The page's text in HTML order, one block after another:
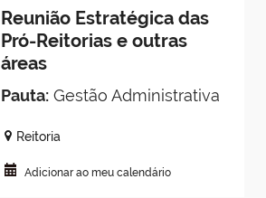
Reunião Estratégica das
Pró-Reitorias e outras
áreas
Pauta:Gestão Administrativa
Reitoria
Adicionar ao meu calendário